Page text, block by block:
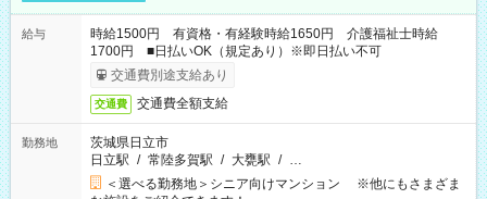
給与
時給1500円 有資格・有経験時給1650円 介護福祉士時給
1700円 ■日払いOK（規定あり）※即日払い不可
交通費別途支給あり
交通費 交通費全額支給
勤務地
茨城県日立市
日立駅 / 常陸多賀駅 / 大甕駅 / …
＜選べる勤務地＞シニア向けマンション ※他にもさまざま